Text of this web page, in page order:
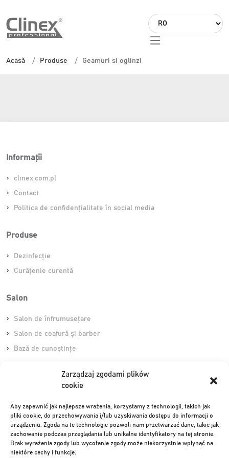
Zarządzaj zgodami plików
cookie
Aby zapewnić jak najlepsze wrażenia, korzystamy z technologii, takich jak
pliki cookie, do przechowywania i/lub uzyskiwania dostępu do informacji o
urządzeniu. Zgoda na te technologie pozwoli nam przetwarzać dane, takie jak
zachowanie podczas przeglądania lub unikalne identyfikatory na tej stronie.
Brak wyrażenia zgody lub wycofanie zgody może niekorzystnie wpłynąć na
niektóre cechy i funkcje.
L
a
Acasă Produse Geamuri si oglinzi
Informații
clinex.com.pl
Contact
Politica de confidențialitate în social media
Produse
Dezinfecție
Curățenie curentă
Salon
Salon de înfrumusețare
Salon de coafură și barber
Bază de cunoștințe
Sticlă și oglinzi
Sanitare
Împrospătare